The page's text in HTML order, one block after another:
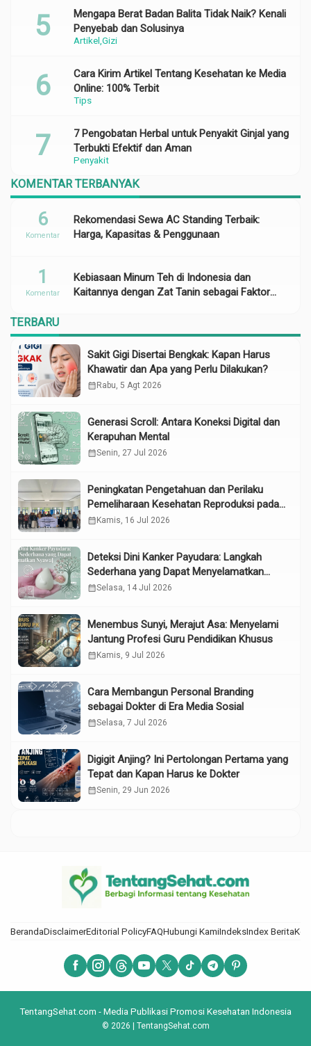
Artikel Gizi
Mengapa Berat Badan Balita Tidak Naik? Kenali
Penyebab dan Solusinya
Tips
Cara Kirim Artikel Tentang Kesehatan ke Media
Online: 100% Terbit
Penyakit
7 Pengobatan Herbal untuk Penyakit Ginjal yang
Terbukti Efektif dan Aman
KOMENTAR TERBANYAK
Rekomendasi Sewa AC Standing Terbaik:
Harga, Kapasitas & Penggunaan
6
Komentar
Kebiasaan Minum Teh di Indonesia dan
Kaitannya dengan Zat Tanin sebagai Faktor
1
Komentar
TERBARU
Sakit Gigi Disertai Bengkak: Kapan Harus
Khawatir dan Apa yang Perlu Dilakukan?
calendar_month Rabu, 5 Agt 2026
Generasi Scroll: Antara Koneksi Digital dan
Kerapuhan Mental
calendar_monthSenin, 27 Jul 2026
Peningkatan Pengetahuan dan Perilaku
Pemeliharaan Kesehatan Reproduksi pada
Lansia melalui Edukasi dan Konseling di
calendar_month Kamis, 16 Jul 2026
Deteksi Dini Kanker Payudara: Langkah
Sederhana yang Dapat Menyelamatkan
Nyawa
calendar_monthSelasa, 14 Jul 2026
Menembus Sunyi, Merajut Asa: Menyelami
Jantung Profesi Guru Pendidikan Khusus
calendar_month Kamis, 9 Jul 2026
Cara Membangun Personal Branding
sebagai Dokter di Era Media Sosial
calendar_monthSelasa, 7 Jul 2026
Digigit Anjing? Ini Pertolongan Pertama yang
Tepat dan Kapan Harus ke Dokter
calendar_monthSenin, 29 Jun 2026
BerandaDisclaimerEditorial PolicyFAQHubungi KamiIndeksIndex Berita
TentangSehat.com - Media Publikasi Promosi Kesehatan Indonesia
© 2026 | TentangSehat.com